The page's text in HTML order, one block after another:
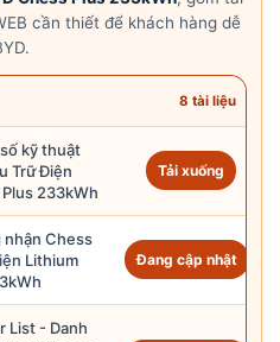
cần thiết để khách hàng dễ
8 tài liệu
kỹ thuật
Trữ Điện
233kWh
Tải xuống
Chess
Lithium
Đang cập nhật
List - Danh